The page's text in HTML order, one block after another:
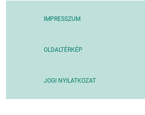
IMPRESSZUM
OLDALTÉRKÉP
JOGI NYILATKOZAT